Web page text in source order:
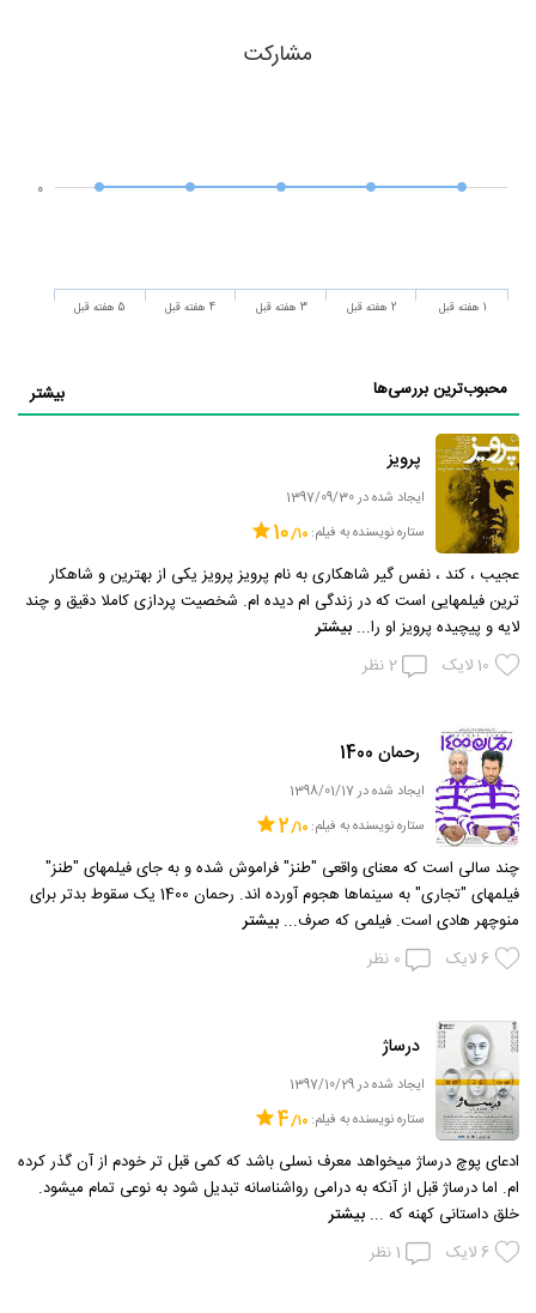
5 هفته قبل 4 هفته قبل 3 هفته قبل 2 هفته قبل 1 هفته قبل
0
مشارکت
محبوب‌ترین بررسی‌ها بیشتر
پرویز
ایجاد شده در 1397/09/30
ستاره نویسنده به فیلم:
10
عجیب ، کند ، نفس گیر شاهکاری به نام پرویز پرویز یکی از بهترین و شاهکار
ترین فیلمهایی است که در زندگی ام دیده ام. شخصیت پردازی کاملا دقیق و چند
لایه و پیچیده پرویز او را...بیشتر
10لایک 2 نظر
رحمان 1400
ایجاد شده در 1398/01/17
ستاره نویسنده به فیلم:
2
چند سالی است که معنای واقعی "طنز" فراموش شده و به جای فیلمهای "طنز"
فیلمهای "تجاری" به سینماها هجوم آورده اند. رحمان 1400 یک سقوط بدتر برای
منوچهر هادی است. فیلمی که صرف...بیشتر
6لایک 0 نظر
درساژ
ایجاد شده در 1397/10/29
ستاره نویسنده به فیلم:
4
ادعای پوچ درساژ میخواهد معرف نسلی باشد که کمی قبل تر خودم از آن گذر کرده
ام. اما درساژ قبل از آنکه به درامی رواشناسانه تبدیل شود به نوعی تمام میشود.
خلق داستانی کهنه که ...بیشتر
6لایک 1نظر